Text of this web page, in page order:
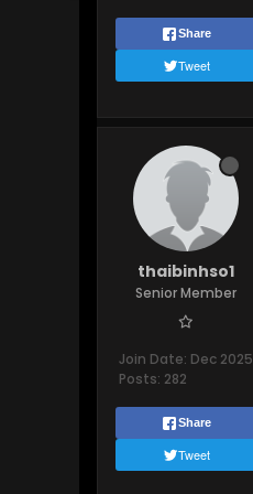
Share
Tweet
thaibinhso1
Senior Member
Join Date: Dec 2025
Posts: 282
Share
Tweet